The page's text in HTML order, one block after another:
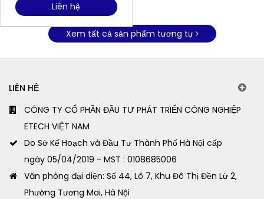
Liên hệ
Xem tất cả sản phẩm tương tự
LIÊN HỆ
CÔNG TY CỔ PHẦN ĐẦU TƯ PHÁT TRIỂN CÔNG NGHIỆP
ETECH VIỆT NAM
Do Sở Kế Hoạch và Đầu Tư Thành Phố Hà Nội cấp
ngày 05/04/2019 - MST : 0108685006
Văn phòng đại diện: Số 44, Lô 7, Khu Đô Thị Đền Lừ 2,
Phường Tương Mai, Hà Nội